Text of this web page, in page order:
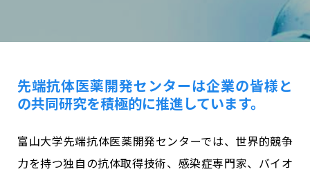
先端抗体医薬開発センターは企業の皆様と
の共同研究を積極的に推進しています。
富山大学先端抗体医薬開発センターでは、世界的競争
力を持つ独自の抗体取得技術、感染症専門家、バイオ